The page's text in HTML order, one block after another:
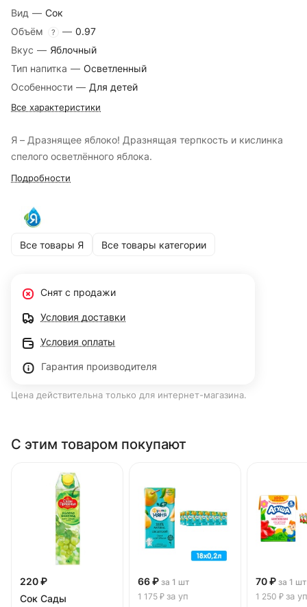
Вид — Сок
Объём
? — 0.97
Вкус — Яблочный
Тип напитка — Осветленный
Особенности — Для детей
Все характеристики
Я – Дразнящее яблоко! Дразнящая терпкость и кислинка
спелого осветлённого яблока.
Подробности
Все товары Я Все товары категории
Снят с продажи
Условия доставки
Условия оплаты
Гарантия производителя
Цена действительна только для интернет-магазина.
С этим товаром покупают
220 ₽
Сок Сады
66 ₽ за 1 шт
1 175 ₽ за уп
70 ₽ за 1 шт
1 250 ₽ за уп